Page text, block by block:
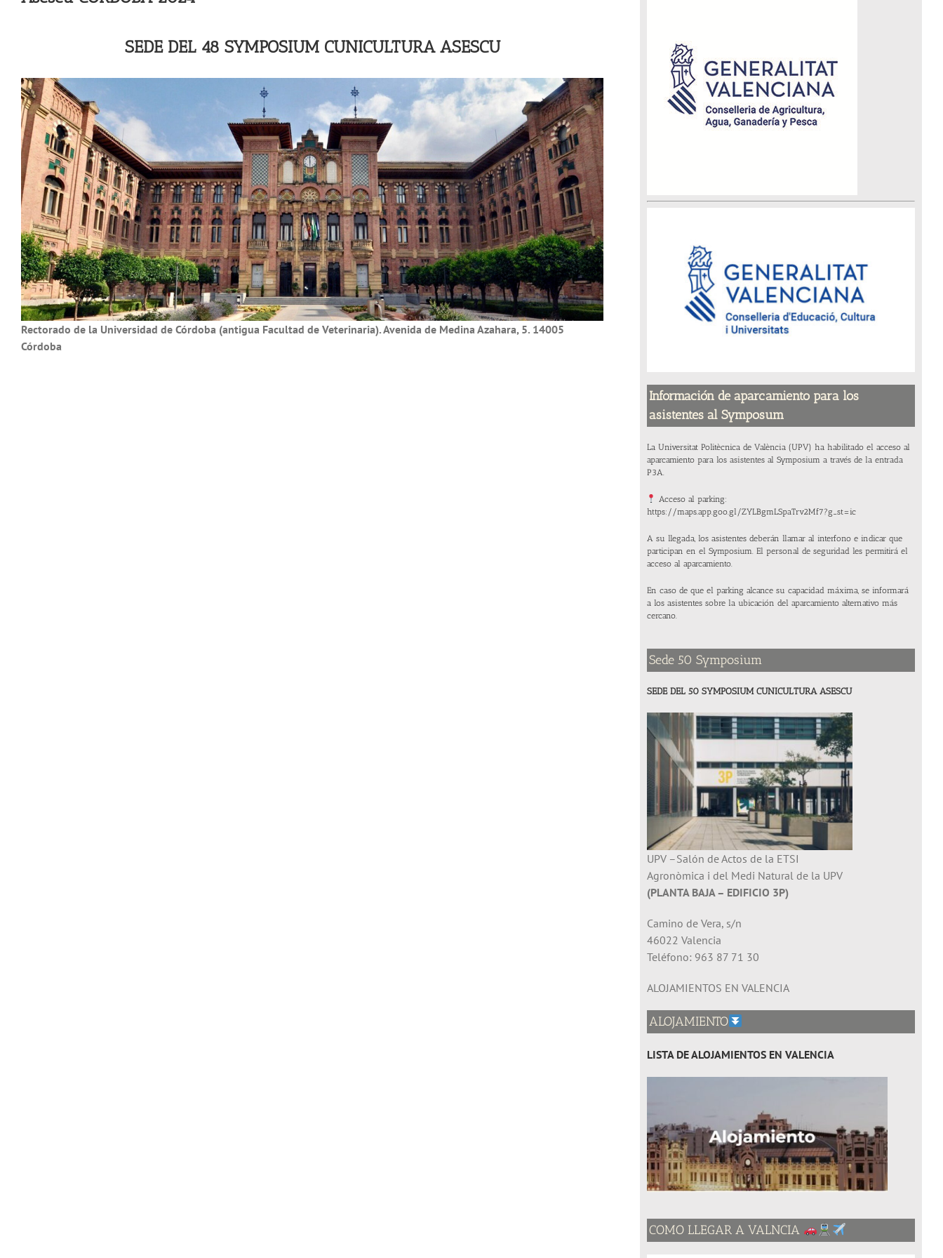
SEDE DEL 48 SYMPOSIUM CUNICULTURA ASESCU
Rectorado de la Universidad de Córdoba (antigua Facultad de Veterinaria). Avenida de Medina Azahara, 5. 14005
Córdoba
Información de aparcamiento para los
asistentes al Symposum
La Universitat Politècnica de València (UPV) ha habilitado el acceso al
aparcamiento para los asistentes al Symposium a través de la entrada
P3A.
Acceso al parking:
https://maps.app.goo.gl/ZYLBgmLSpaTrv2Mf7?g_st=ic
A su llegada, los asistentes deberán llamar al interfono e indicar que
participan en el Symposium. El personal de seguridad les permitirá el
acceso al aparcamiento.
En caso de que el parking alcance su capacidad máxima, se informará
a los asistentes sobre la ubicación del aparcamiento alternativo más
cercano.
Sede 50 Symposium
SEDE DEL 50 SYMPOSIUM CUNICULTURA ASESCU
UPV –Salón de Actos de la ETSI
Agronòmica i del Medi Natural de la UPV
(PLANTA BAJA – EDIFICIO 3P)
Camino de Vera, s/n
46022 Valencia
Teléfono: 963 87 71 30
ALOJAMIENTOS EN VALENCIA
ALOJAMIENTO
LISTA DE ALOJAMIENTOS EN VALENCIA
COMO LLEGAR A VALNCIA